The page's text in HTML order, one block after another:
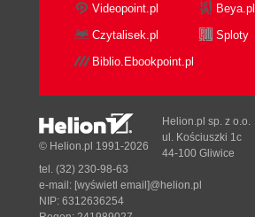
Videopoint.pl
Beya.pl
Czytalisek.pl
Sploty
Biblio.Ebookpoint.pl
© Helion.pl 1991-2026
Helion.pl sp. z o.o.
ul. Kościuszki 1c
44-100 Gliwice
tel. (32) 230-98-63
e-mail: [wyświetl email]@helion.pl
NIP: 6312636254